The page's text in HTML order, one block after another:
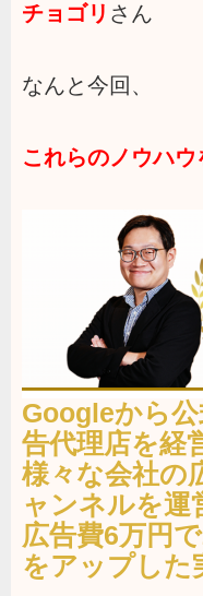
チョゴリ さん
なんと今回、
これらのノウハウ
Googleから
告代理店を経
様々な会社の
ャンネルを運
広告費6万円
をアップした